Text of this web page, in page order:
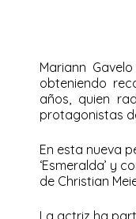
Mariann
obteniendo
años, quien
protagonistas
En esta nueva
‘Esmeralda’ y
de Christian
La actriz ha